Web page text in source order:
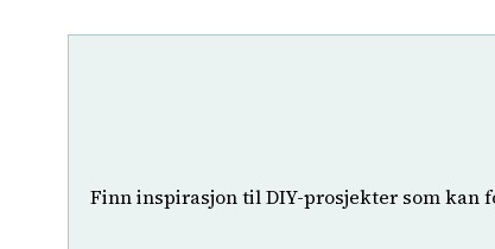
Finn inspirasjon til DIY-prosjekter som